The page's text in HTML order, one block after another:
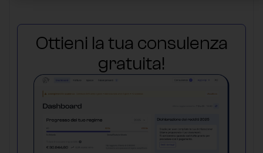
Ottieni la tua consulenza
gratuita!